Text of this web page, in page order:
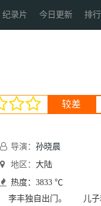
纪录片 今日更新 排
较差
导演： 孙晓晨
地区： 大陆
热度：3833 ℃
丰独自出门。 儿子